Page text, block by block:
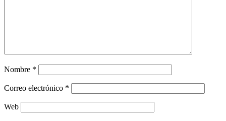
Nombre *
Correo electrónico *
Web